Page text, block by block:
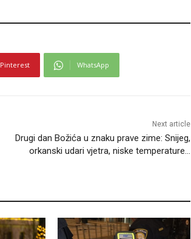
Pinterest WhatsApp
Next article
Drugi dan Božića u znaku prave zime: Snijeg,
orkanski udari vjetra, niske temperature…